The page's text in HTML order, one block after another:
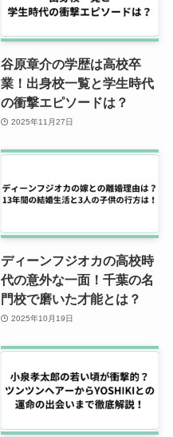
谷原章介の学歴は高校卒
業！出身校一覧と学生時代
の衝撃エピソードは？
2025年11月27日
ディーンフジオカの高校時
代の意外な一面！千葉の名
門校で磨いた才能とは？
2025年10月19日